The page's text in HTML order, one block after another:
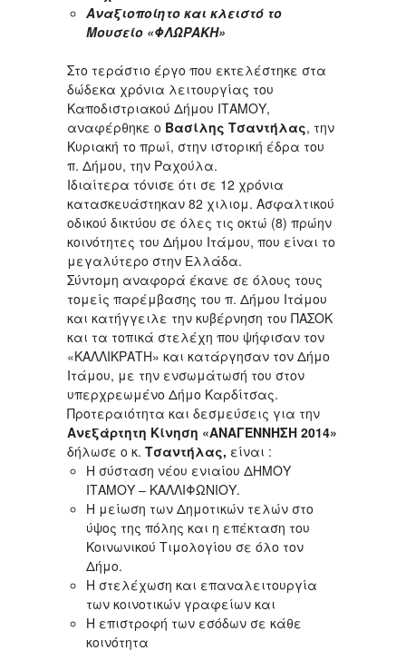
Αναξιοποίητο και κλειστό το
Μουσείο «ΦΛΩΡΑΚΗ»
Στο τεράστιο έργο που εκτελέστηκε στα
δώδεκα χρόνια λειτουργίας του
Καποδιστριακού Δήμου ΙΤΑΜΟΥ,
αναφέρθηκε ο Βασίλης Τσαντήλας, την
Κυριακή το πρωί, στην ιστορική έδρα του
π. Δήμου, την Ραχούλα.
Ιδιαίτερα τόνισε ότι σε 12 χρόνια
κατασκευάστηκαν 82 χιλιομ. Ασφαλτικού
οδικού δικτύου σε όλες τις οκτώ (8) πρώην
κοινότητες του Δήμου Ιτάμου, που είναι το
μεγαλύτερο στην Ελλάδα.
Σύντομη αναφορά έκανε σε όλους τους
τομείς παρέμβασης του π. Δήμου Ιτάμου
και κατήγγειλε την κυβέρνηση του ΠΑΣΟΚ
και τα τοπικά στελέχη που ψήφισαν τον
«ΚΑΛΛΙΚΡΑΤΗ» και κατάργησαν τον Δήμο
Ιτάμου, με την ενσωμάτωσή του στον
υπερχρεωμένο Δήμο Καρδίτσας.
Προτεραιότητα και δεσμεύσεις για την
Ανεξάρτητη Κίνηση «ΑΝΑΓΕΝΝΗΣΗ 2014»
δήλωσε ο κ. Τσαντήλας, είναι :
Η σύσταση νέου ενιαίου ΔΗΜΟΥ
ΙΤΑΜΟΥ – ΚΑΛΛΙΦΩΝΙΟΥ.
Η μείωση των Δημοτικών τελών στο
ύψος της πόλης και η επέκταση του
Κοινωνικού Τιμολογίου σε όλο τον
Δήμο.
Η στελέχωση και επαναλειτουργία
των κοινοτικών γραφείων και
Η επιστροφή των εσόδων σε κάθε
κοινότητα